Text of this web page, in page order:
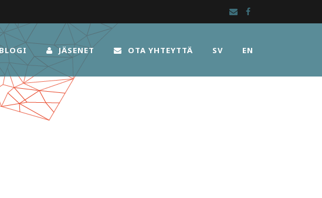
BLOGI JÄSENET OTA YHTEYTTÄ SV EN